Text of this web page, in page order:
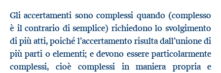
Gli accertamenti sono complessi quando (complesso
è il contrario di semplice) richiedono lo svolgimento
di più atti, poiché l’accertamento risulta dall’unione di
più parti o elementi; e devono essere particolarmente
complessi, cioè complessi in maniera propria e